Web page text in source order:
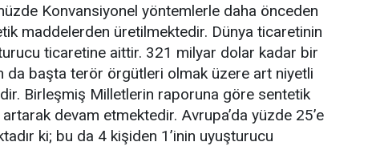
Konvansiyonel yöntemlerle daha önceden
maddelerden üretilmektedir. Dünya ticaretinin
ticaretine aittir. 321 milyar dolar kadar bir
da başta terör örgütleri olmak üzere art niyetli
Birleşmiş Milletlerin raporuna göre sentetik
devam etmektedir. Avrupa’da yüzde 25’e
ki; bu da 4 kişiden 1’inin uyuşturucu